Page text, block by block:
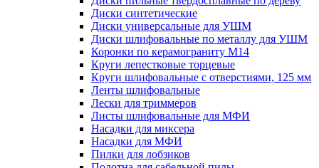
Диски синтетические
Диски универсальные для УШМ
Диски шлифовальные по металлу для УШМ
Коронки по керамограниту M14
Круги лепестковые торцевые
Круги шлифовальные с отверстиями, 125 мм
Ленты шлифовальные
Лески для триммеров
Листы шлифовальные для МФИ
Насадки для миксера
Насадки для МФИ
Пилки для лобзиков